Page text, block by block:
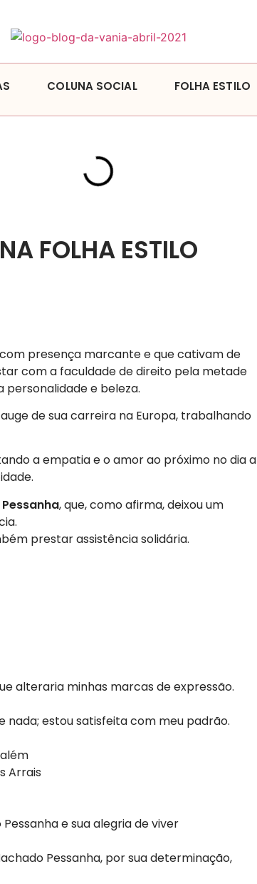
COLUNA SOCIAL FOLHA ESTILO
FOLHA ESTILO
presença marcante e que cativam de
com a faculdade de direito pela metade
personalidade e beleza.
de sua carreira na Europa, trabalhando
a empatia e o amor ao próximo no dia a
, que, como afirma, deixou um
prestar assistência solidária.
alteraria minhas marcas de expressão.
nada; estou satisfeita com meu padrão.
Arrais
e sua alegria de viver
Pessanha, por sua determinação,